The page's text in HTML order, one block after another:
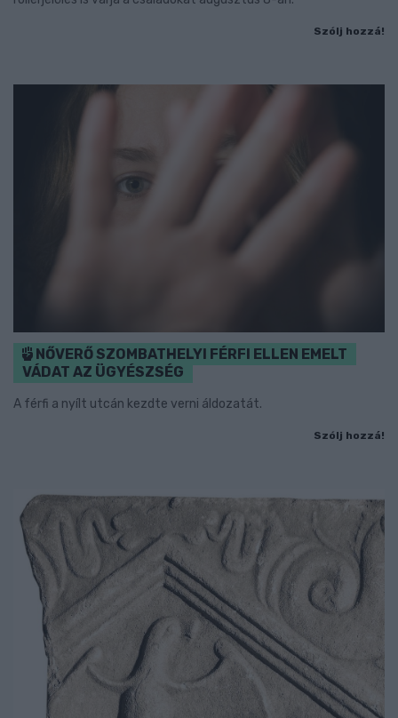
Szólj hozzá!
NŐVERŐ SZOMBATHELYI FÉRFI ELLEN EMELT
VÁDAT AZ ÜGYÉSZSÉG
A férfi a nyílt utcán kezdte verni áldozatát.
Szólj hozzá!